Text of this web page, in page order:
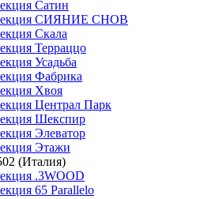
Сатин
СИЯНИЕ СНОВ
Скала
Терраццо
Усадьба
Фабрика
Хвоя
Централ Парк
Шекспир
Элеватор
Этажи
(Италия)
.3WOOD
65 Parallelo